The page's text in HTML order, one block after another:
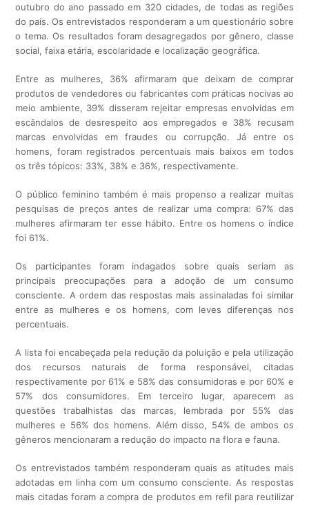
outubro do ano passado em 320 cidades, de todas as regiões
do país. Os entrevistados responderam a um questionário sobre
o tema. Os resultados foram desagregados por gênero, classe
social, faixa etária, escolaridade e localização geográfica.
Entre as mulheres, 36% afirmaram que deixam de comprar
produtos de vendedores ou fabricantes com práticas nocivas ao
meio ambiente, 39% disseram rejeitar empresas envolvidas em
escândalos de desrespeito aos empregados e 38% recusam
marcas envolvidas em fraudes ou corrupção. Já entre os
homens, foram registrados percentuais mais baixos em todos
os três tópicos: 33%, 38% e 36%, respectivamente.
O público feminino também é mais propenso a realizar muitas
pesquisas de preços antes de realizar uma compra: 67% das
mulheres afirmaram ter esse hábito. Entre os homens o índice
foi 61%.
Os participantes foram indagados sobre quais seriam as
principais preocupações para a adoção de um consumo
consciente. A ordem das respostas mais assinaladas foi similar
entre as mulheres e os homens, com leves diferenças nos
percentuais.
A lista foi encabeçada pela redução da poluição e pela utilização
dos recursos naturais de forma responsável, citadas
respectivamente por 61% e 58% das consumidoras e por 60% e
57% dos consumidores. Em terceiro lugar, aparecem as
questões trabalhistas das marcas, lembrada por 55% das
mulheres e 56% dos homens. Além disso, 54% de ambos os
gêneros mencionaram a redução do impacto na flora e fauna.
Os entrevistados também responderam quais as atitudes mais
adotadas em linha com um consumo consciente. As respostas
mais citadas foram a compra de produtos em refil para reutilizar